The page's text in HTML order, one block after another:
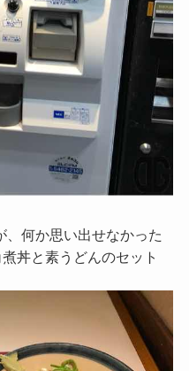
何か思い出せなかった
丼と素うどんのセット